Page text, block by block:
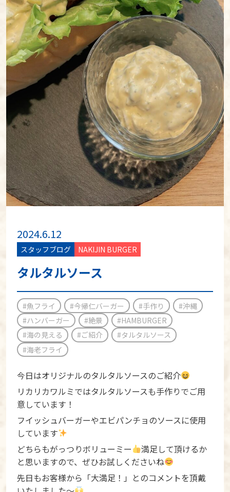
2024.6.12
スタッフブログ NAKIJIN BURGER
タルタルソース
#魚フライ #今帰仁バーガー #手作り
#沖縄
#ハンバーガー
#絶景
#HAMBURGER
#海の見える
#ご紹介
#タルタルソース
#海老フライ
今日はオリジナルのタルタルソースのご紹介
リカリカワルミではタルタルソースも手作りでご用
意しています！
フイッシュバーガーやエビパンチョのソースに使用
しています
どちらもがっつりボリューミー
満足して頂けるか
と思いますので、ぜひお試しくださいね
先日もお客様から「大満足！」とのコメントを頂戴